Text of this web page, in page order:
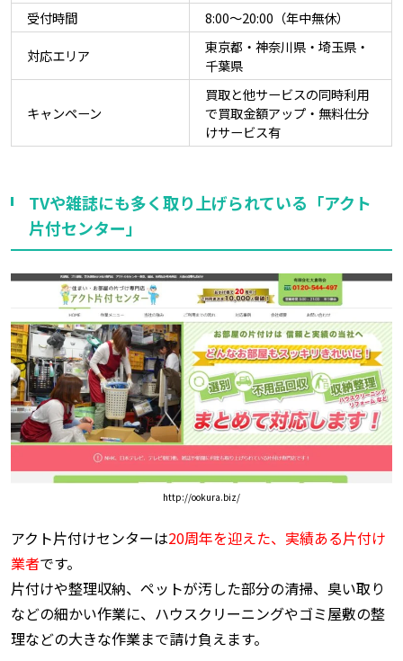
受付時間
8:00〜20:00（年中無休）
対応エリア
東京都・神奈川県・埼玉県・
千葉県
キャンペーン
買取と他サービスの同時利用
で買取金額アップ・無料仕分
けサービス有
TVや雑誌にも多く取り上げられている「アクト
片付センター」
http://ookura.biz/
アクト片付けセンターは20周年を迎えた、実績ある片付け
業者です。
片付けや整理収納、ペットが汚した部分の清掃、臭い取り
などの細かい作業に、ハウスクリーニングやゴミ屋敷の整
理などの大きな作業まで請け負えます。